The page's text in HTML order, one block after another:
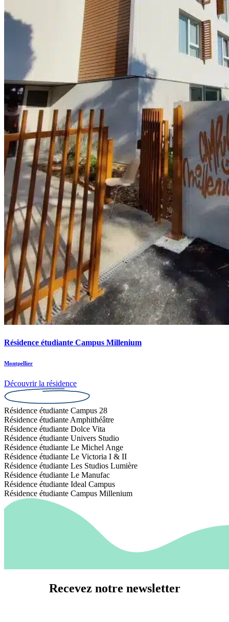
Résidence étudiante Campus Millenium
Montpellier
Découvrir la résidence
Résidence étudiante Campus 28
Résidence étudiante Amphithéâtre
Résidence étudiante Dolce Vita
Résidence étudiante Univers Studio
Résidence étudiante Le Michel Ange
Résidence étudiante Le Victoria I & II
Résidence étudiante Les Studios Lumière
Résidence étudiante Le Manufac
Résidence étudiante Ideal Campus
Résidence étudiante Campus Millenium
Recevez notre newsletter